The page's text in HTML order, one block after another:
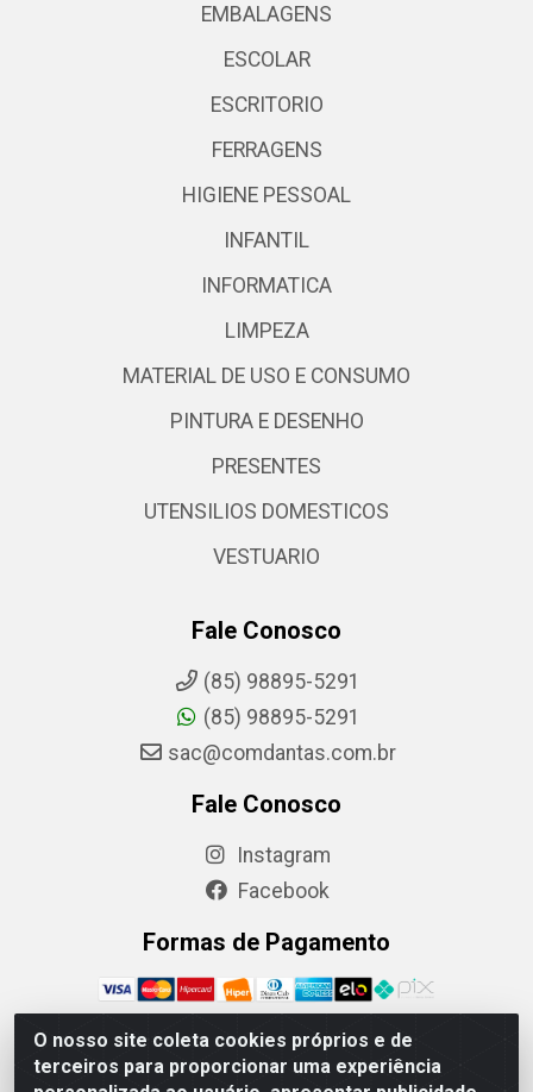
O nosso site coleta cookies próprios e de
terceiros para proporcionar uma experiência
EMBALAGENS
ESCOLAR
ESCRITORIO
FERRAGENS
HIGIENE PESSOAL
INFANTIL
INFORMATICA
LIMPEZA
MATERIAL DE USO E CONSUMO
PINTURA E DESENHO
PRESENTES
UTENSILIOS DOMESTICOS
VESTUARIO
Fale Conosco
(85) 98895-5291
(85) 98895-5291
sac@comdantas.com.br
Fale Conosco
Instagram
Facebook
Formas de Pagamento
Rafael & Dantas LTDA - Rua Floriano Peixoto, 137-